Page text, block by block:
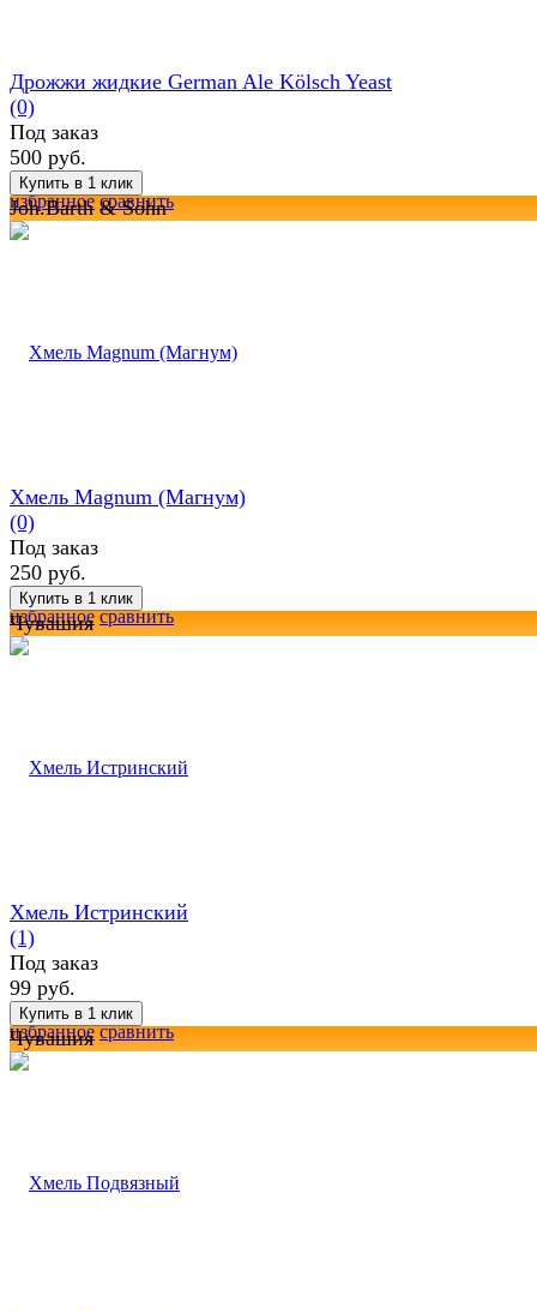
избранное сравнить
Дрожжи жидкие German Ale Kölsch Yeast
(0)
Под заказ
500 руб.
Joh.Barth & Sohn
избранное сравнить
Хмель Magnum (Магнум)
(0)
Под заказ
250 руб.
Чувашия
избранное сравнить
Хмель Истринский
(1)
Под заказ
99 руб.
Чувашия